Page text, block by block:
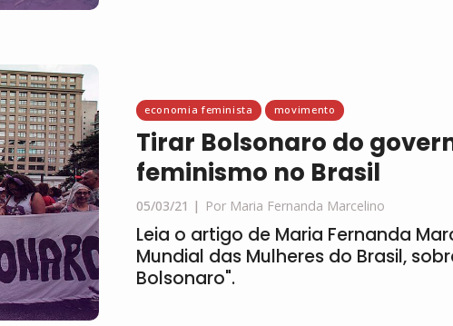
economia feminista movimento
Tirar Bolsonaro do
feminismo no Brasil
05/03/21 Por Maria Fernanda Marcelino
Leia o artigo de Maria Fernanda
Mundial das Mulheres do Brasil,
Bolsonaro".